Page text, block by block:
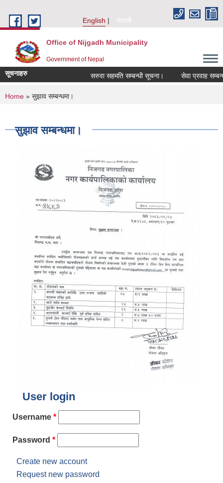
English
नेपाली
Office of Nijgadh Municipality
Government of Nepal
सूचनाहरु सरुवा सहमति सम्बन्धी सूचना। सेवा प्रवाह
You are here
Home » सुझाव सम्बन्धमा।
सुझाव सम्बन्धमा।
User login
Username *
Password *
Create new account
Request new password